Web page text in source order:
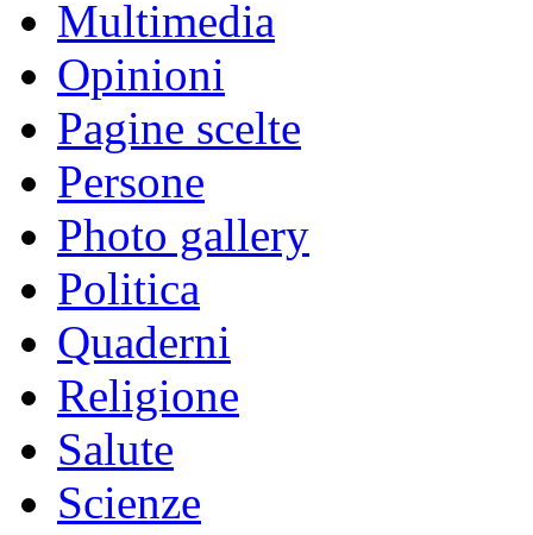
Multimedia
Opinioni
Pagine scelte
Persone
Photo gallery
Politica
Quaderni
Religione
Salute
Scienze